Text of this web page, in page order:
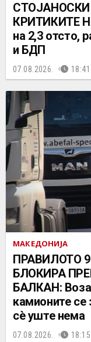
КРИТИКИТЕ
на 2,3 отсто,
и БДП
07.08.2026. 18:41
МАКЕДОНИЈА
ПРАВИЛОТО
БЛОКИРА
БАЛКАН:
камионите
сè уште нема
07.08.2026. 18:15